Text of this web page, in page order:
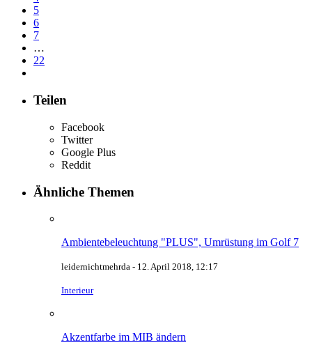
5
6
7
…
22
Teilen
Facebook
Twitter
Google Plus
Reddit
Ähnliche Themen
Ambientebeleuchtung "PLUS", Umrüstung im Golf 7
leidernichtmehrda - 12. April 2018, 12:17
Interieur
Akzentfarbe im MIB ändern